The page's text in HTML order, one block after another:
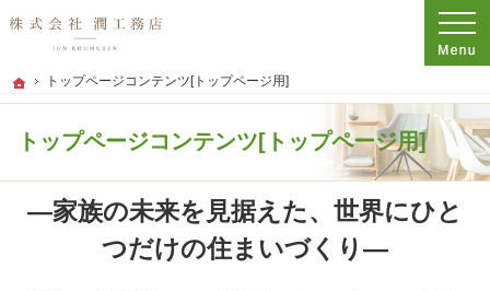
ホーム
トップページコンテンツ[トップページ用]
トップページコンテンツ[トップページ用]
プロの目線からご提案。神奈川県平塚市の注文住宅・新築戸建てを手がける工務
株式会社 潤工務店
―家族の未来を見据えた、世界にひと
つだけの住まいづくり―